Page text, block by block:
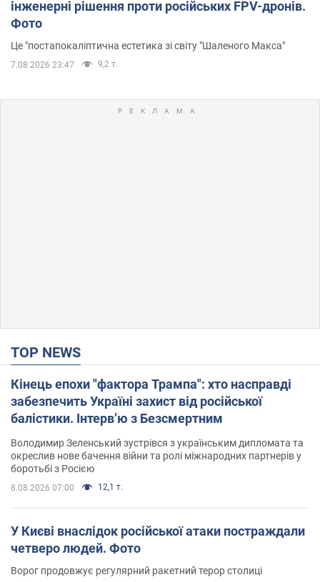
інженерні рішення проти російських FPV-дронів.
Фото
Це "постапокаліптична естетика зі світу "Шаленого Макса"
7.08.2026 23:47 9,2 т.
TOP NEWS
Кінець епохи "фактора Трампа": хто насправді
забезпечить Україні захист від російської
балістики. Інтерв’ю з Безсмертним
Володимир Зеленський зустрівся з українським дипломата та
окреслив нове бачення війни та ролі міжнародних партнерів у
боротьбі з Росією
8.08.2026 07:00 12,1 т.
У Києві внаслідок російської атаки постраждали
четверо людей. Фото
Ворог продовжує регулярний ракетний терор столиці